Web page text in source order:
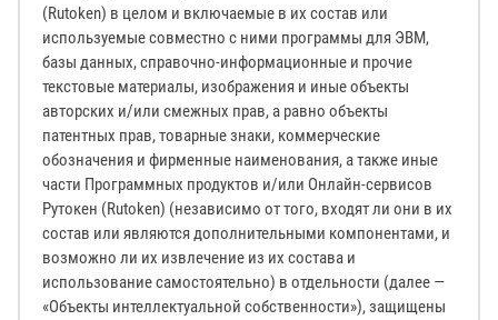
(Rutoken) в целом и включаемые в их состав или
используемые совместно с ними программы для ЭВМ,
базы данных, справочно-информационные и прочие
текстовые материалы, изображения и иные объекты
авторских и/или смежных прав, а равно объекты
патентных прав, товарные знаки, коммерческие
обозначения и фирменные наименования, а также иные
части Программных продуктов и/или Онлайн-сервисов
Рутокен (Rutoken) (независимо от того, входят ли они в их
состав или являются дополнительными компонентами, и
возможно ли их извлечение из их состава и
использование самостоятельно) в отдельности (далее —
«Объекты интеллектуальной собственности»), защищены